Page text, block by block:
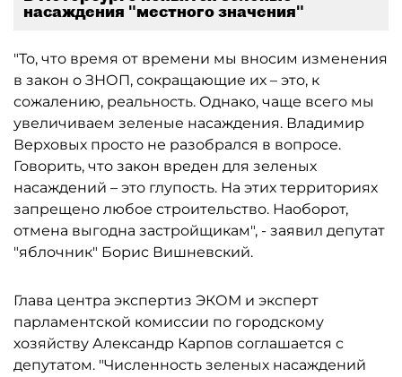
насаждения "местного значения"
"То, что время от времени мы вносим изменения
в закон о ЗНОП, сокращающие их – это, к
сожалению, реальность. Однако, чаще всего мы
увеличиваем зеленые насаждения. Владимир
Верховых просто не разобрался в вопросе.
Говорить, что закон вреден для зеленых
насаждений – это глупость. На этих территориях
запрещено любое строительство. Наоборот,
отмена выгодна застройщикам", - заявил депутат
"яблочник" Борис Вишневский.
Глава центра экспертиз ЭКОМ и эксперт
парламентской комиссии по городскому
хозяйству Александр Карпов соглашается с
депутатом. "Численность зеленых насаждений